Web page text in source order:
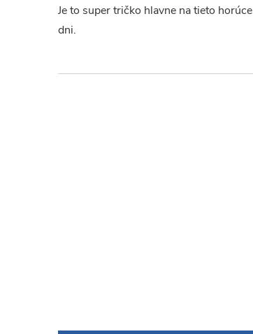
Je to super tričko hlavne na tieto horúce
dni.